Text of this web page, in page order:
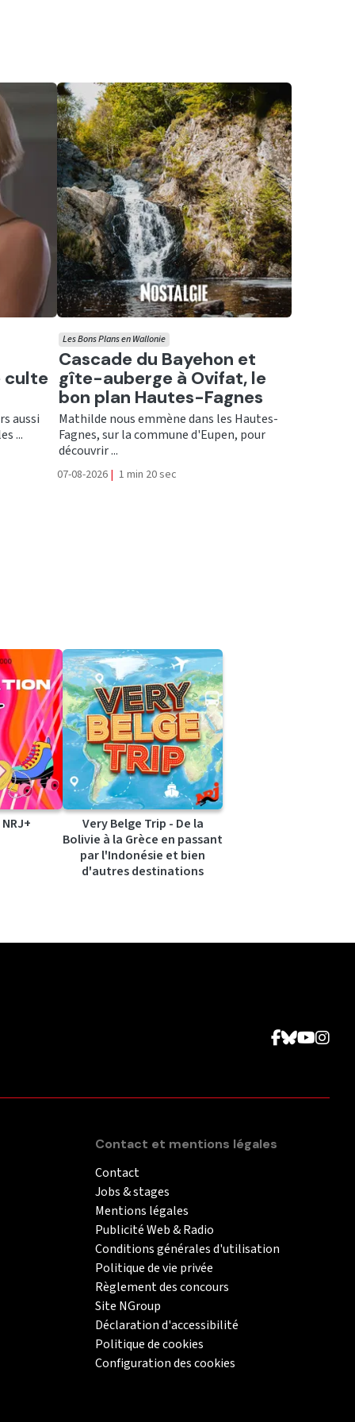
culte
aussi
...
Ecouter
Cascade du Bayehon et
gîte-auberge à Ovifat, le
bon plan Hautes-Fagnes
Les Bons Plans en Wallonie
Mathilde nous emmène dans les Hautes-
Fagnes, sur la commune d'Eupen, pour
découvrir ...
07-08-2026 | 1 min 20 sec
Very Belge Trip - De la
Bolivie à la Grèce en passant
par l'Indonésie et bien
d'autres destinations
Contact et mentions légales
Contact
Jobs & stages
Mentions légales
Publicité Web & Radio
Conditions générales d'utilisation
Politique de vie privée
Règlement des concours
Site NGroup
Déclaration d'accessibilité
Politique de cookies
Configuration des cookies